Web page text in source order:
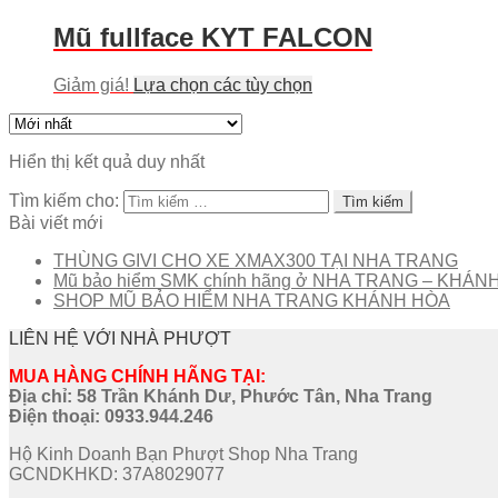
Mũ fullface KYT FALCON
Giảm giá! Lựa chọn các tùy chọn
Hiển thị kết quả duy nhất
Tìm kiếm cho:
Bài viết mới
THÙNG GIVI CHO XE XMAX300 TẠI NHA TRANG
Mũ bảo hiểm SMK chính hãng ở NHA TRANG –
SHOP MŨ BẢO HIỂM NHA TRANG KHÁNH HÒA
LIÊN HỆ VỚI NHÀ PHƯỢT
MUA HÀNG CHÍNH HÃNG TẠI:
Địa chỉ: 58 Trần Khánh Dư, Phước Tân, Nha Trang
Điện thoại: 0933.944.246
Hộ Kinh Doanh Bạn Phượt Shop Nha Trang
GCNDKHKD: 37A8029077